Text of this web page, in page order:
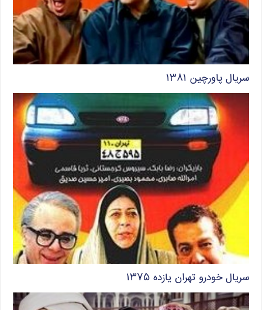
سریال پاورچین ۱۳۸۱
سریال خودرو تهران یازده ۱۳۷۵